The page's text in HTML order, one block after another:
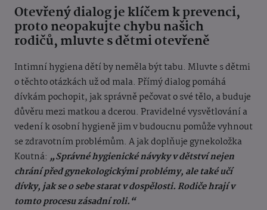
Otevřený dialog je klíčem k prevenci,
proto neopakujte chybu našich
rodičů, mluvte s dětmi otevřeně
Intimní hygiena dětí by neměla být tabu. Mluvte s dětmi
o těchto otázkách už od mala. Přímý dialog pomáhá
dívkám pochopit, jak správně pečovat o své tělo, a buduje
důvěru mezi matkou a dcerou. Pravidelné vysvětlování a
vedení k osobní hygieně jim v budoucnu pomůže vyhnout
se zdravotním problémům. A jak doplňuje gynekoložka
Koutná: „Správné hygienické návyky v dětství nejen
chrání před gynekologickými problémy, ale také učí
dívky, jak se o sebe starat v dospělosti. Rodiče hrají v
tomto procesu zásadní roli.“